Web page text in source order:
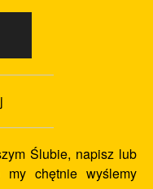
Ślubie, napisz lub
my chętnie wyślemy